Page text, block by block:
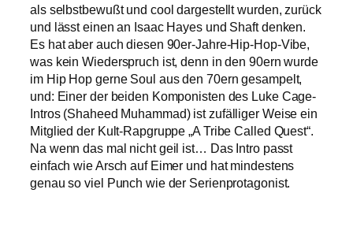
als selbstbewußt und cool dargestellt wurden, zurück
und lässt einen an Isaac Hayes und Shaft denken.
Es hat aber auch diesen 90er-Jahre-Hip-Hop-Vibe,
was kein Wiederspruch ist, denn in den 90ern wurde
im Hip Hop gerne Soul aus den 70ern gesampelt,
und: Einer der beiden Komponisten des Luke Cage-
Intros (Shaheed Muhammad) ist zufälliger Weise ein
Mitglied der Kult-Rapgruppe „A Tribe Called Quest“.
Na wenn das mal nicht geil ist… Das Intro passt
einfach wie Arsch auf Eimer und hat mindestens
genau so viel Punch wie der Serienprotagonist.